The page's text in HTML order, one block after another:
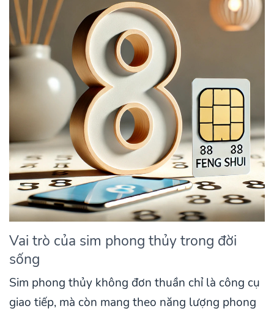
Vai trò của sim phong thủy trong đời
sống
Sim phong thủy không đơn thuần chỉ là công cụ
giao tiếp, mà còn mang theo năng lượng phong